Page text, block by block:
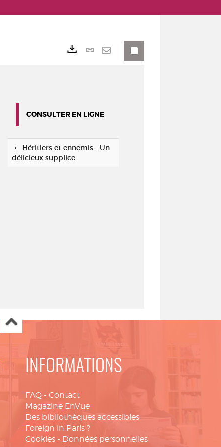
Lien
CONSULTER EN LIGNE
Héritiers et ennemis - Un
délicieux supplice
INFORMATIONS
FAQ - Contact
Magazine EnVue
Des bibliothèques accessibles
Foreign in Paris ?
Cookies - Données personnelles